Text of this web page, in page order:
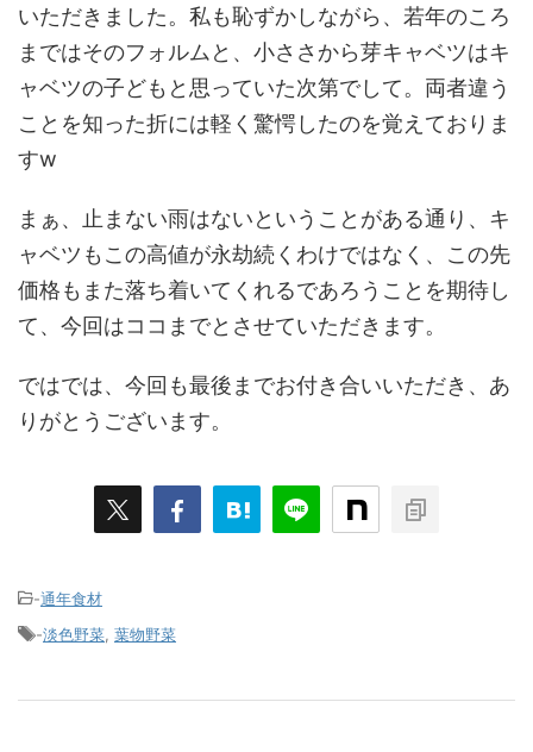
いただきました。私も恥ずかしながら、若年のころ
まではそのフォルムと、小ささから芽キャベツはキ
ャベツの子どもと思っていた次第でして。両者違う
ことを知った折には軽く驚愕したのを覚えておりま
すw
まぁ、止まない雨はないということがある通り、キ
ャベツもこの高値が永劫続くわけではなく、この先
価格もまた落ち着いてくれるであろうことを期待し
て、今回はココまでとさせていただきます。
ではでは、今回も最後までお付き合いいただき、あ
りがとうございます。
-通年食材
-淡色野菜 葉物野菜